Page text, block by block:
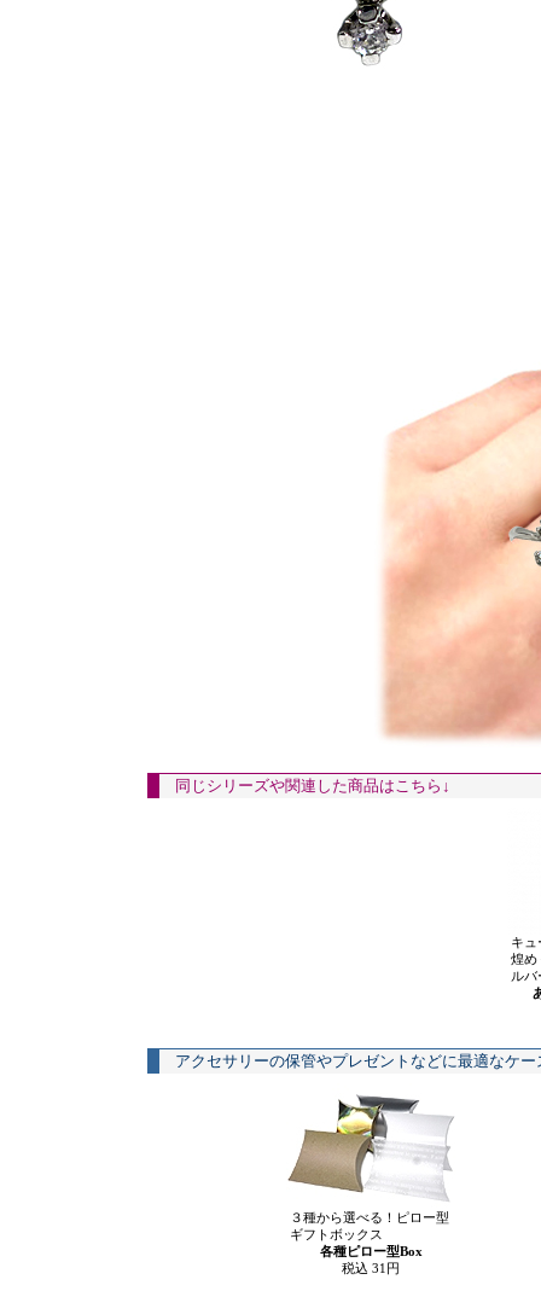
同じシリーズや関連した商品はこちら↓
キュ
煌め
ルバ
アクセサリーの保管やプレゼントなどに最適なケ
３種から選べる！ピロー型
ギフトボックス
各種ピロー型Box
税込 31円